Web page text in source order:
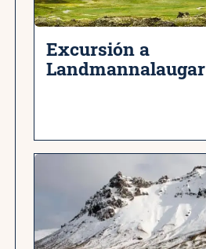
Excursión a
Landmannalaugar